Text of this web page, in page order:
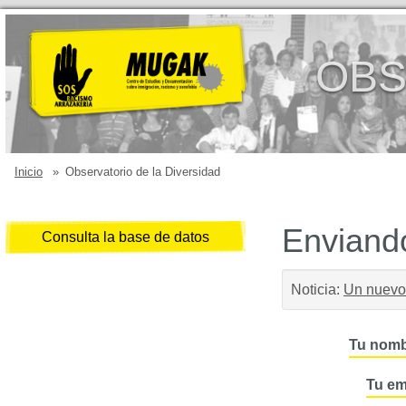
Inicio » Observatorio de la Diversidad
Consulta la base de datos
Noticia: Un
Tu
Tu